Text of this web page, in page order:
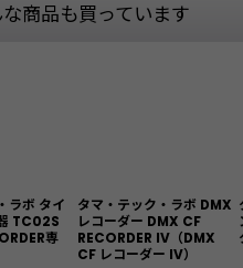
商品も買っています
ラボ タイ
TC02S
専
タマ・テック・ラボ DMX
レコーダー DMX CF
RECORDER IV（DMX
CF レコーダー IV）